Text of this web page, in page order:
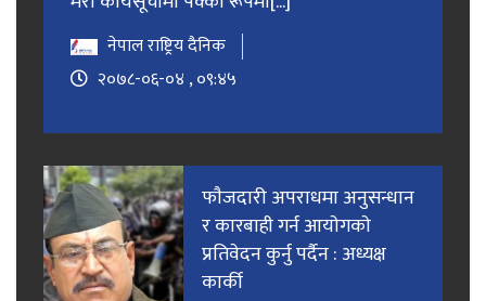
नेपाल राष्ट्रिय दैनिक
२०७८-०६-०४ , ०९:४५
फाैजदारी अपराधमा अनुसन्धान
र कारबाही गर्न आयाेगकाे
प्रतिवेदन कुर्नु पर्दैन : अध्यक्ष
कार्की